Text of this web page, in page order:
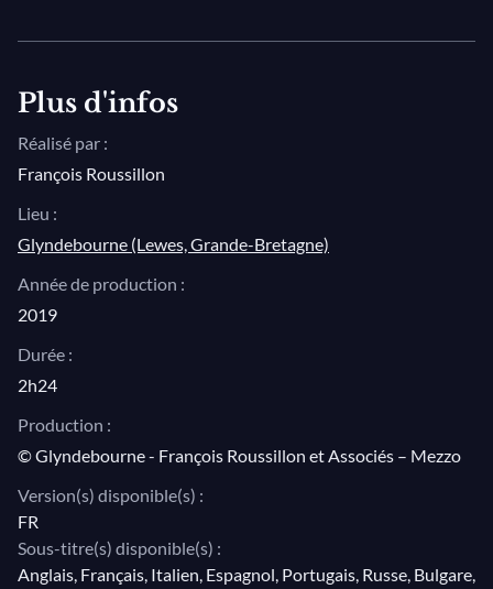
facétieusement décors et costumes de l’époque du
Plus d'infos
Réalisé par :
François Roussillon
Lieu :
Glyndebourne (Lewes, Grande-Bretagne)
Année de production :
2019
Durée :
2h24
Production :
© Glyndebourne - François Roussillon et Associés – Mezzo
Version(s) disponible(s) :
FR
Sous-titre(s) disponible(s) :
Anglais, Français, Italien, Espagnol, Portugais, Russe, Bulgare,